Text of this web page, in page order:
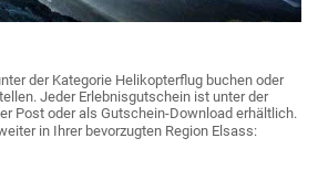
der Kategorie Helikopterflug buchen oder
Jeder Erlebnisgutschein ist unter der
Post oder als Gutschein-Download erhältlich.
in Ihrer bevorzugten Region Elsass: